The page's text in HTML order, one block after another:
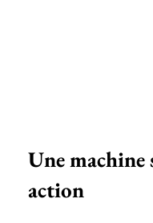
Une machine
action